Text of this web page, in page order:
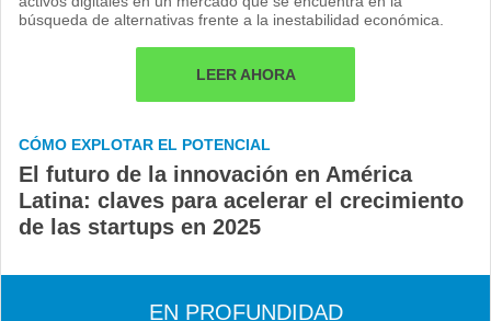
búsqueda de alternativas frente a la inestabilidad económica.
LEER AHORA
CÓMO EXPLOTAR EL POTENCIAL
El futuro de la innovación en América
Latina: claves para acelerar el crecimiento
de las startups en 2025
EN PROFUNDIDAD